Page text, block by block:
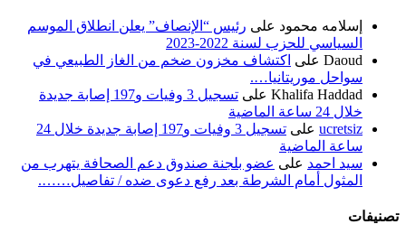
إسلامه محمود على رئيس “الإنصاف” يعلن انطلاق الموسم
السياسي للحزب لسنة 2022-2023
Daoud على اكتشاف مخزون ضخم من الغاز الطبيعي في
سواحل موريتانيا….
Khalifa Haddad على
تسجيل 3 وفيات و197 إصابة جديدة
خلال 24 ساعة الماضية
ucretsiz على
تسجيل 3 وفيات و197 إصابة جديدة خلال 24
ساعة الماضية
سيد احمد على عضو بلجنة صندوق دعم الصحافة يتهرب من
المثول أمام الشرطة بعد رفع دعوى ضده / تفاصيل…….
تصنيفات